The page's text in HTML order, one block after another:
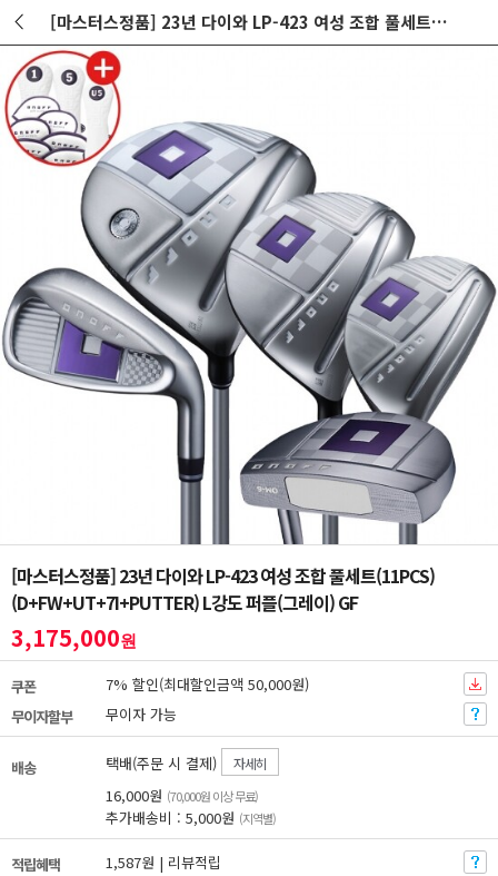
[마스터스정품] 23년 다이와 LP-423 여성 조합 풀세트(11PCS) (D+FW+UT+7I+PUTTER) L강도 퍼플(그레이) GF
[마스터스정품] 23년 다이와 LP-423 여성 조합 풀세트(11PCS)
(D+FW+UT+7I+PUTTER) L강도 퍼플(그레이) GF
3,175,000원
쿠폰
7% 할인(최대할인금액 50,000원)
무이자할부
무이자 가능
배송 택배(주문 시 결제) 자세히
16,000원 (70,000원 이상 무료)
추가배송비 : 5,000원 (지역별)
적립혜택
1,587원 | 리뷰적립